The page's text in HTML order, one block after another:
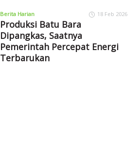
Berita Harian 18 Feb 2026
Produksi Batu Bara
Dipangkas, Saatnya
Pemerintah Percepat Energi
Terbarukan